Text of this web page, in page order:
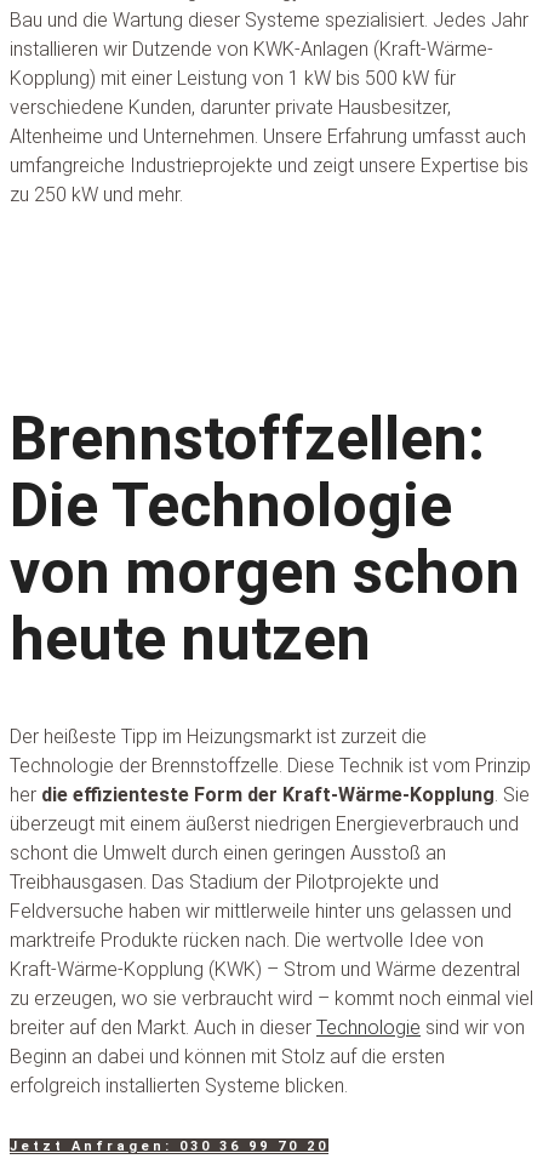
Bau und die Wartung dieser Systeme spezialisiert. Jedes Jahr
installieren wir Dutzende von KWK-Anlagen (Kraft-Wärme-
Kopplung) mit einer Leistung von 1 kW bis 500 kW für
verschiedene Kunden, darunter private Hausbesitzer,
Altenheime und Unternehmen. Unsere Erfahrung umfasst auch
umfangreiche Industrieprojekte und zeigt unsere Expertise bis
zu 250 kW und mehr.
Brennstoffzellen:
Die Technologie
von morgen schon
heute nutzen
Der heißeste Tipp im Heizungsmarkt ist zurzeit die
Technologie der Brennstoffzelle. Diese Technik ist vom Prinzip
her die effizienteste Form der Kraft-Wärme-Kopplung. Sie
überzeugt mit einem äußerst niedrigen Energieverbrauch und
schont die Umwelt durch einen geringen Ausstoß an
Treibhausgasen. Das Stadium der Pilotprojekte und
Feldversuche haben wir mittlerweile hinter uns gelassen und
marktreife Produkte rücken nach. Die wertvolle Idee von
Kraft-Wärme-Kopplung (KWK) – Strom und Wärme dezentral
zu erzeugen, wo sie verbraucht wird – kommt noch einmal viel
breiter auf den Markt. Auch in dieser Technologie sind wir von
Beginn an dabei und können mit Stolz auf die ersten
erfolgreich installierten Systeme blicken.
Jetzt Anfragen: 030 36 99 70 20